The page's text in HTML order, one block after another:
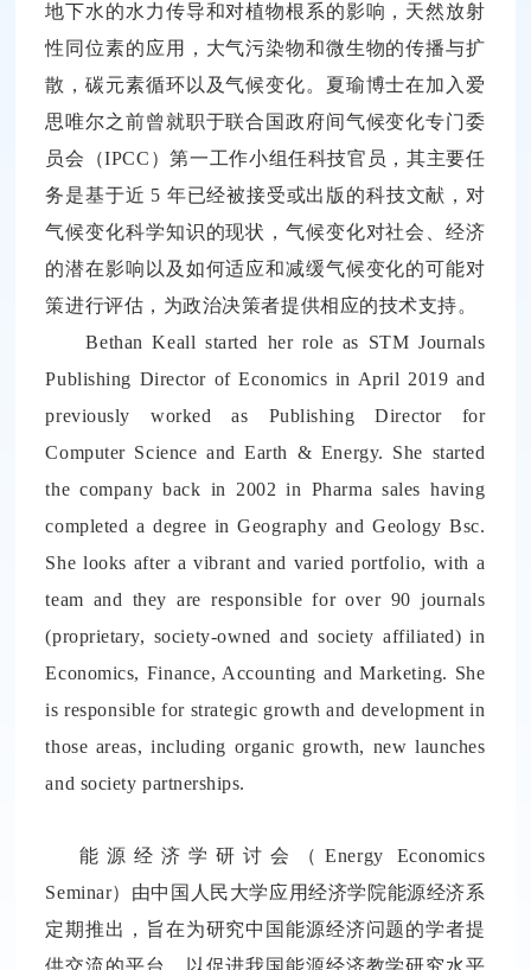
地下水的水力传导和对植物根系的影响，天然放射
性同位素的应用，大气污染物和微生物的传播与扩
散，碳元素循环以及气候变化。夏瑜博士在加入爱
思唯尔之前曾就职于联合国政府间气候变化专门委
员会（IPCC）第一工作小组任科技官员，其主要任
务是基于近 5 年已经被接受或出版的科技文献，对
气候变化科学知识的现状，气候变化对社会、经济
的潜在影响以及如何适应和减缓气候变化的可能对
策进行评估，为政治决策者提供相应的技术支持。
Bethan Keall started her role as STM Journals
Publishing Director of Economics in April 2019 and
previously worked as Publishing Director for
Computer Science and Earth & Energy. She started
the company back in 2002 in Pharma sales having
completed a degree in Geography and Geology Bsc.
She looks after a vibrant and varied portfolio, with a
team and they are responsible for over 90 journals
(proprietary, society-owned and society affiliated) in
Economics, Finance, Accounting and Marketing. She
is responsible for strategic growth and development in
those areas, including organic growth, new launches
and society partnerships.
能源经济学研讨会（Energy Economics
Seminar）由中国人民大学应用经济学院能源经济系
定期推出，旨在为研究中国能源经济问题的学者提
供交流的平台，以促进我国能源经济教学研究水平